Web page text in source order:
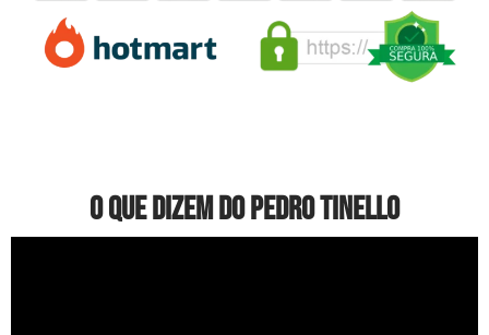
O QUE DIZEM DO PEDRO TINELLO​